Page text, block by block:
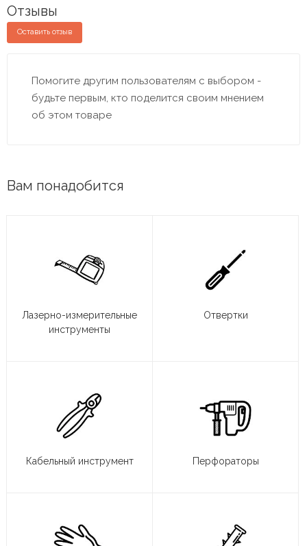
Отзывы
Оставить отзыв
Помогите другим пользователям с выбором -
будьте первым, кто поделится своим мнением
об этом товаре
Вам понадобится
Лазерно-измерительные
инструменты
Отвертки
Кабельный инструмент Перфораторы